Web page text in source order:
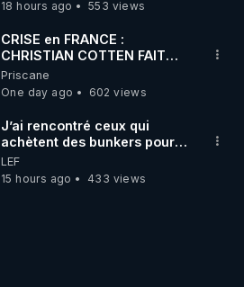
18 hours ago
553 views
CRISE en FRANCE :
CHRISTIAN COTTEN FAIT
une étrange découverte
Priscane
One day ago
602 views
J’ai rencontré ceux qui
achètent des bunkers pour
survivre à la fin du monde
LEF
15 hours ago
433 views